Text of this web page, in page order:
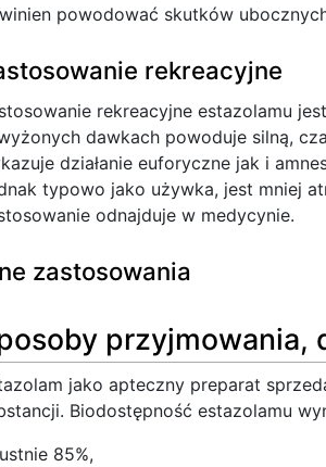
powodować skutków
rekreacyjne
rekreacyjne estazolamu
dawkach powoduje silną,
działanie euforyczne jak i
typowo jako używka, jest mniej
odnajduje w medycynie.
zastosowania
przyjmowania,
jako apteczny preparat
Biodostępność estazolamu
85%,